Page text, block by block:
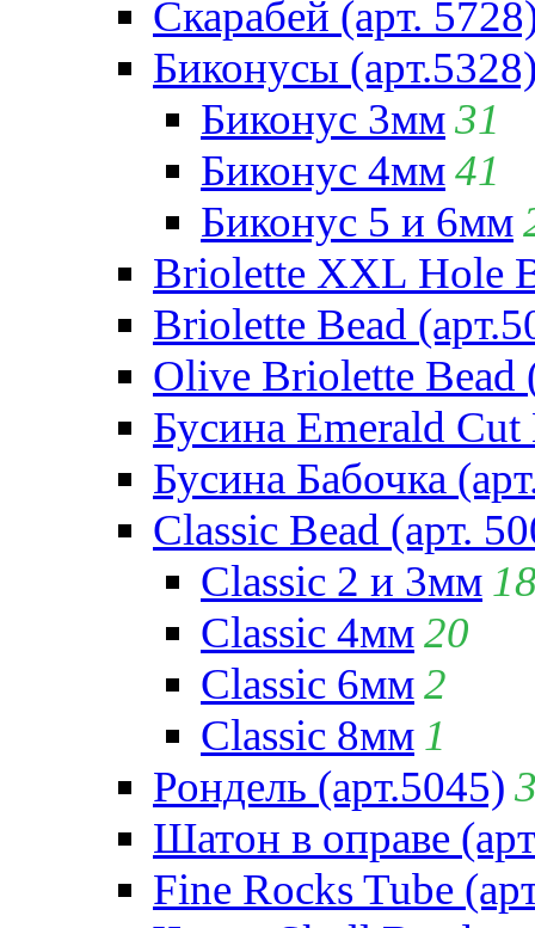
Скарабей (арт.
Биконусы
Биконус 3мм31
Биконус 4мм41
Биконус 5 и 6мм
Briolette XXL Hole
Briolette Bead
Olive Briolette Bead
Бусина Emerald Cut
Бусина Бабочка
Classic Bead (арт.
Classic 2 и 3мм
Classic 4мм20
Classic 6мм2
Classic 8мм 1
Рондель (арт.5045)
Шатон в оправе
Fine Rocks Tube